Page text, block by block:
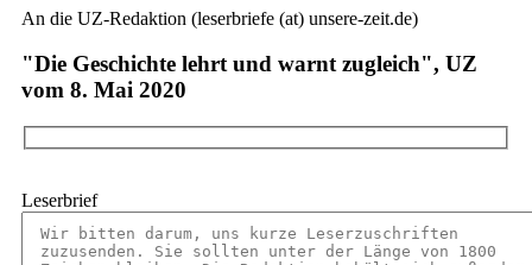
An die UZ-Redaktion (leserbriefe (at) unsere-zeit.de)
"Die Geschichte lehrt und warnt zugleich", UZ
vom 8. Mai 2020
Leserbrief